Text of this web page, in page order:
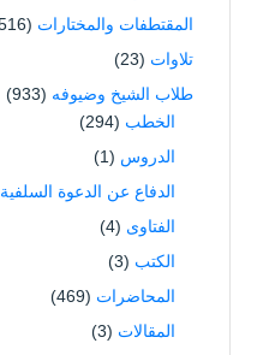
المقتطفات والمختارات (516)
تلاوات (23)
طلاب الشيخ وضيوفه (933)
الخطب (294)
الدروس (1)
الدفاع عن الدعوة السلفية
الفتاوى (4)
الكتب (3)
المحاضرات (469)
المقالات (3)